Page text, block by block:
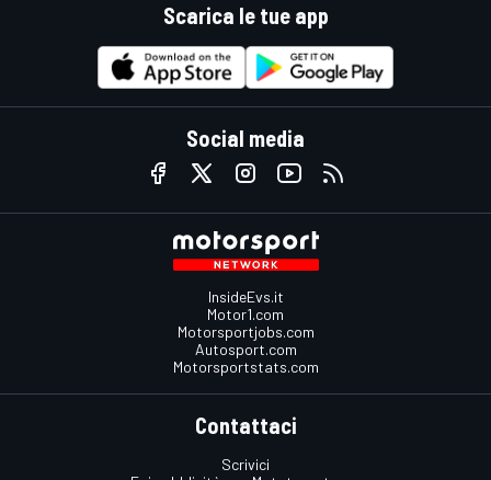
Scarica le tue app
Social media
InsideEvs.it
Motor1.com
Motorsportjobs.com
Autosport.com
Motorsportstats.com
Contattaci
Scrivici